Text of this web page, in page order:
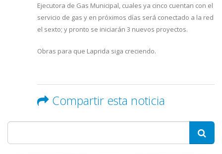
Ejecutora de Gas Municipal, cuales ya cinco cuentan con el
servicio de gas y en próximos días será conectado a la red
el sexto; y pronto se iniciarán 3 nuevos proyectos.
Obras para que Laprida siga creciendo.
Compartir esta noticia